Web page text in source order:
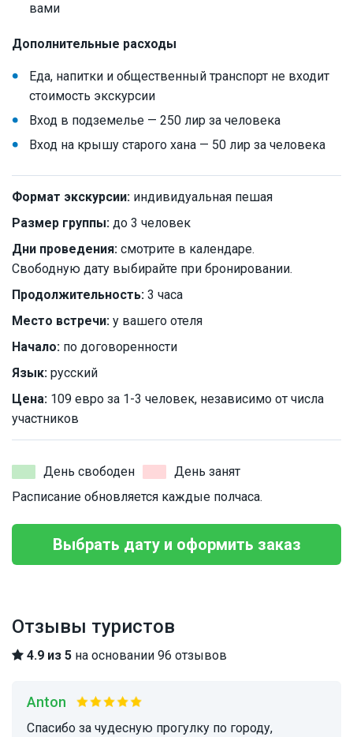
вами
Дополнительные расходы
Еда, напитки и общественный транспорт не входит
стоимость экскурсии
Вход в подземелье — 250 лир за человека
Вход на крышу старого хана — 50 лир за человека
Формат экскурсии: индивидуальная пешая
Размер группы: до 3 человек
Дни проведения: смотрите в календаре.
Свободную дату выбирайте при бронировании.
Продолжительность: 3 часа
Место встречи: у вашего отеля
Начало: по договоренности
Язык: русский
Цена: 109 евро за 1-3 человек, независимо от числа
участников
День свободен
День занят
Расписание обновляется каждые полчаса.
Выбрать дату и оформить заказ
Отзывы туристов
4.9 из 5 на основании 96 отзывов
Anton
Спасибо за чудесную прогулку по городу,